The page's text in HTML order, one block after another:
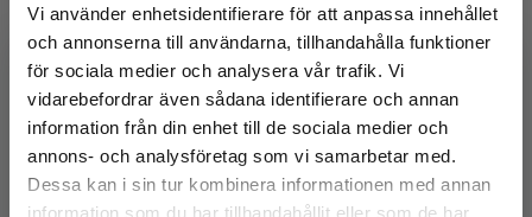
Vi använder enhetsidentifierare för att anpassa innehållet
och annonserna till användarna, tillhandahålla funktioner
för sociala medier och analysera vår trafik. Vi
vidarebefordrar även sådana identifierare och annan
information från din enhet till de sociala medier och
annons- och analysföretag som vi samarbetar med.
Dessa kan i sin tur kombinera informationen med annan
information som du har tillhandahållit eller som de har
Begränsad fraktregion
Social innovation för hållbar utveckling
Bonnedahl, Karl Johan m.fl. (red.)